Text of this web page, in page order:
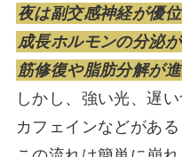
夜は副交感神経が優位
成長ホルモンの分泌が
筋修復や脂肪分解が
しかし、強い光、遅
カフェインなどがある